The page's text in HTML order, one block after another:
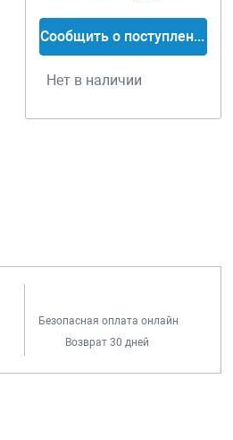
Сообщить о поступлении
Нет в наличии
Безопасная оплата онлайн
Возврат 30 дней